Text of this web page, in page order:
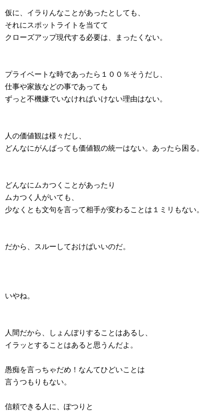
仮に、イラりんなことがあったとしても、
それにスポットライトを当てて
クローズアップ現代する必要は、まったくない。
プライベートな時であったら１００％そうだし、
仕事や家族などの事であっても
ずっと不機嫌でいなければいけない理由はない。
人の価値観は様々だし、
どんなにがんばっても価値観の統一はない。あったら困る。
どんなにムカつくことがあったり
ムカつく人がいても、
少なくとも文句を言って相手が変わることは１ミリもない。
だから、スルーしておけばいいのだ。
いやね。
人間だから、しょんぼりすることはあるし、
イラッとすることはあると思うんだよ。
愚痴を言っちゃだめ！なんてひどいことは
言うつもりもない。
信頼できる人に、ぽつりと